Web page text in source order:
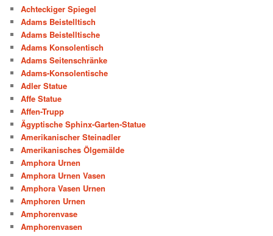
Achteckiger Spiegel
Adams Beistelltisch
Adams Beistelltische
Adams Konsolentisch
Adams Seitenschränke
Adams-Konsolentische
Adler Statue
Affe Statue
Affen-Trupp
Ägyptische Sphinx-Garten-Statue
Amerikanischer Steinadler
Amerikanisches Ölgemälde
Amphora Urnen
Amphora Urnen Vasen
Amphora Vasen Urnen
Amphoren Urnen
Amphorenvase
Amphorenvasen